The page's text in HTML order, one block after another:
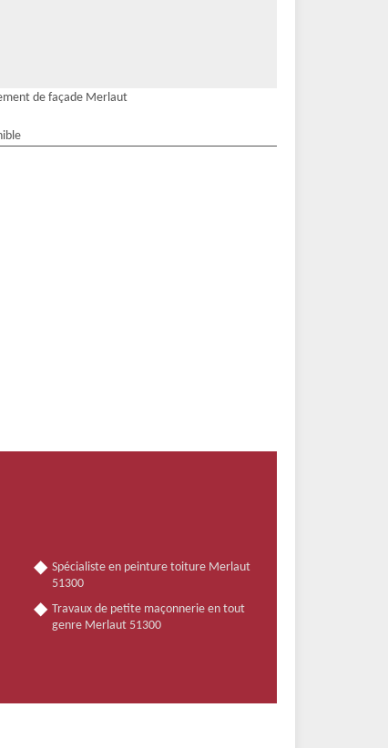
de façade Merlaut
Spécialiste en peinture toiture Merlaut
51300
Travaux de petite maçonnerie en tout
genre Merlaut 51300